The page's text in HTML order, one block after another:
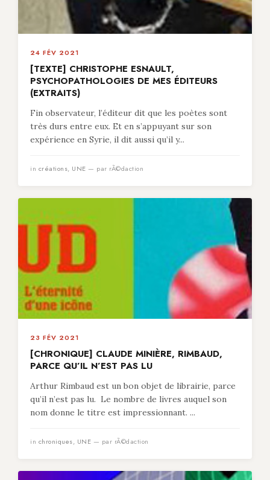
24 FÉV 2021
[TEXTE] CHRISTOPHE ESNAULT,
PSYCHOPATHOLOGIES DE MES ÉDITEURS
(EXTRAITS)
Fin observateur, l’éditeur dit que les poètes sont
très durs entre eux. Et en s’appuyant sur son
expérience en Syrie, il dit aussi qu’il y...
in créations, UNE — par rÃ©daction
23 FÉV 2021
[CHRONIQUE] CLAUDE MINIÈRE, RIMBAUD,
PARCE QU’IL N’EST PAS LU
Arthur Rimbaud est un bon objet de librairie, parce
qu’il n’est pas lu. Le nombre de livres auquel son
nom donne le titre est impressionnant. ...
in chroniques, UNE — par rÃ©daction